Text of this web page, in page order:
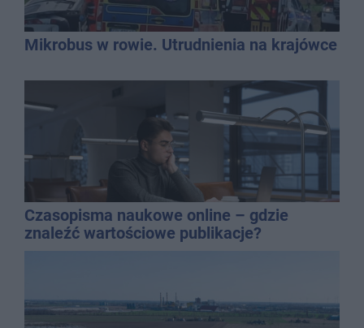
Mikrobus w rowie. Utrudnienia na krajówce
Czasopisma naukowe online – gdzie
znaleźć wartościowe publikacje?